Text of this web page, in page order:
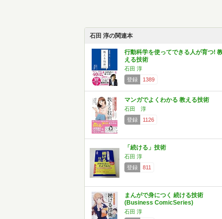
石田 淳の関連本
行動科学を使ってできる人が育つ!
える技術
石田 淳
登録
1389
マンガでよくわかる 教える技術
石田 淳
登録
1126
「続ける」技術
石田 淳
登録
811
まんがで身につく 続ける技術
(Business ComicSeries)
石田 淳